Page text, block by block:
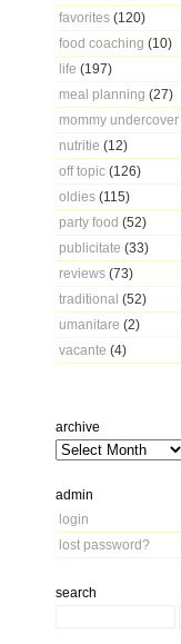
favorites (120)
food coaching (10)
life (197)
meal planning (27)
mommy undercover
nutritie (12)
off topic (126)
oldies (115)
party food (52)
publicitate (33)
reviews (73)
traditional (52)
umanitare (2)
vacante (4)
archive
admin
login
lost password?
search